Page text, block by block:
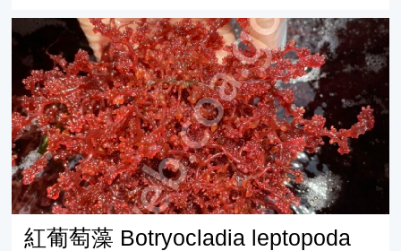
紅葡萄藻 Botryocladia leptopoda
紅葡萄藻 Botryocladia leptopoda